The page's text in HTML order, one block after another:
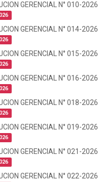
GERENCIAL N° 010-2026
GERENCIAL N° 014-2026
GERENCIAL N° 015-2026
GERENCIAL N° 016-2026
GERENCIAL N° 018-2026
GERENCIAL N° 019-2026
GERENCIAL N° 021-2026
GERENCIAL N° 022-2026